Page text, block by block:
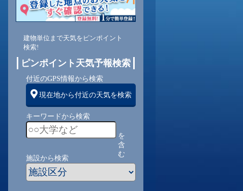
北東 北東 北東
1 1 2 3
建物単位まで天気をピンポイント
検索!
ピンポイント天気予報検索
付近のGPS情報から検索
現在地から付近の天気を検索
キーワードから検索
を
含
む
施設から検索